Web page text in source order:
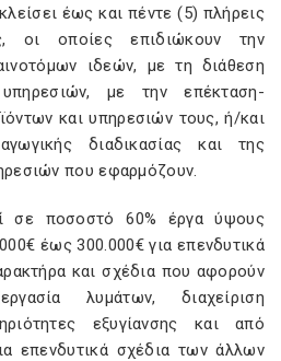
έως και πέντε (5) πλήρεις
οι οποίες επιδιώκουν την
ιδεών, με τη διάθεση
με την επέκταση-
και υπηρεσιών τους, ή/και
διαδικασίας και της
που εφαρμόζουν.
σε ποσοστό 60% έργα ύψους
έως 300.000€ για επενδυτικά
και σχέδια που αφορούν
λυμάτων, διαχείριση
εξυγίανσης και από
επενδυτικά σχέδια των άλλων